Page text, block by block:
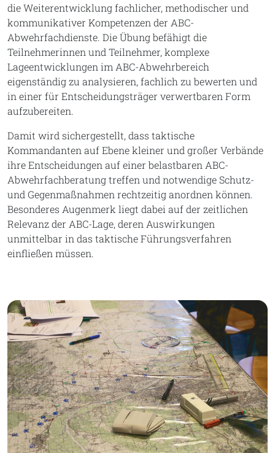
die Weiterentwicklung fachlicher, methodischer und
kommunikativer Kompetenzen der ABC-
Abwehrfachdienste. Die Übung befähigt die
Teilnehmerinnen und Teilnehmer, komplexe
Lageentwicklungen im ABC-Abwehrbereich
eigenständig zu analysieren, fachlich zu bewerten und
in einer für Entscheidungsträger verwertbaren Form
aufzubereiten.
Damit wird sichergestellt, dass taktische
Kommandanten auf Ebene kleiner und großer Verbände
ihre Entscheidungen auf einer belastbaren ABC-
Abwehrfachberatung treffen und notwendige Schutz-
und Gegenmaßnahmen rechtzeitig anordnen können.
Besonderes Augenmerk liegt dabei auf der zeitlichen
Relevanz der ABC-Lage, deren Auswirkungen
unmittelbar in das taktische Führungsverfahren
einfließen müssen.